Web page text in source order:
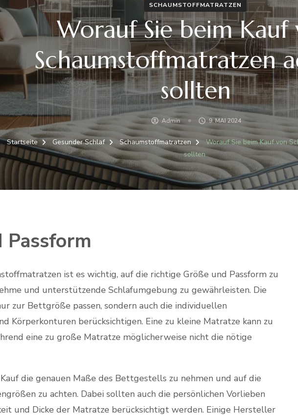
SCHAUMSTOFFMATRATZEN
Worauf Sie beim Kauf
Schaumstoffmatratzen
sollten
Admin 9. MAI 2024
Startseite Gesunder Schlaf Schaumstoffmatratzen
Worauf Sie beim Kauf von
sollten
Passform
ist es wichtig, auf die richtige Größe und Passform zu
und unterstützende Schlafumgebung zu gewährleisten. Die
zur Bettgröße passen, sondern auch die individuellen
Körperkonturen berücksichtigen. Eine zu kleine Matratze kann zu
eine zu große Matratze möglicherweise nicht die nötige
die genauen Maße des Bettgestells zu nehmen und auf die
zu achten. Dabei sollten auch die persönlichen Vorlieben
und Dicke der Matratze berücksichtigt werden. Einige Hersteller